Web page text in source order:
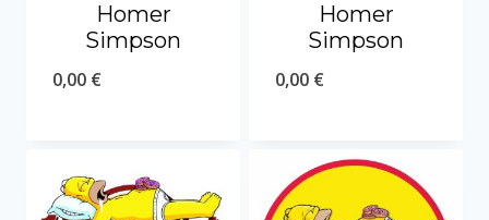
Homer
Simpson
0,00 €
Homer
Simpson
0,00 €